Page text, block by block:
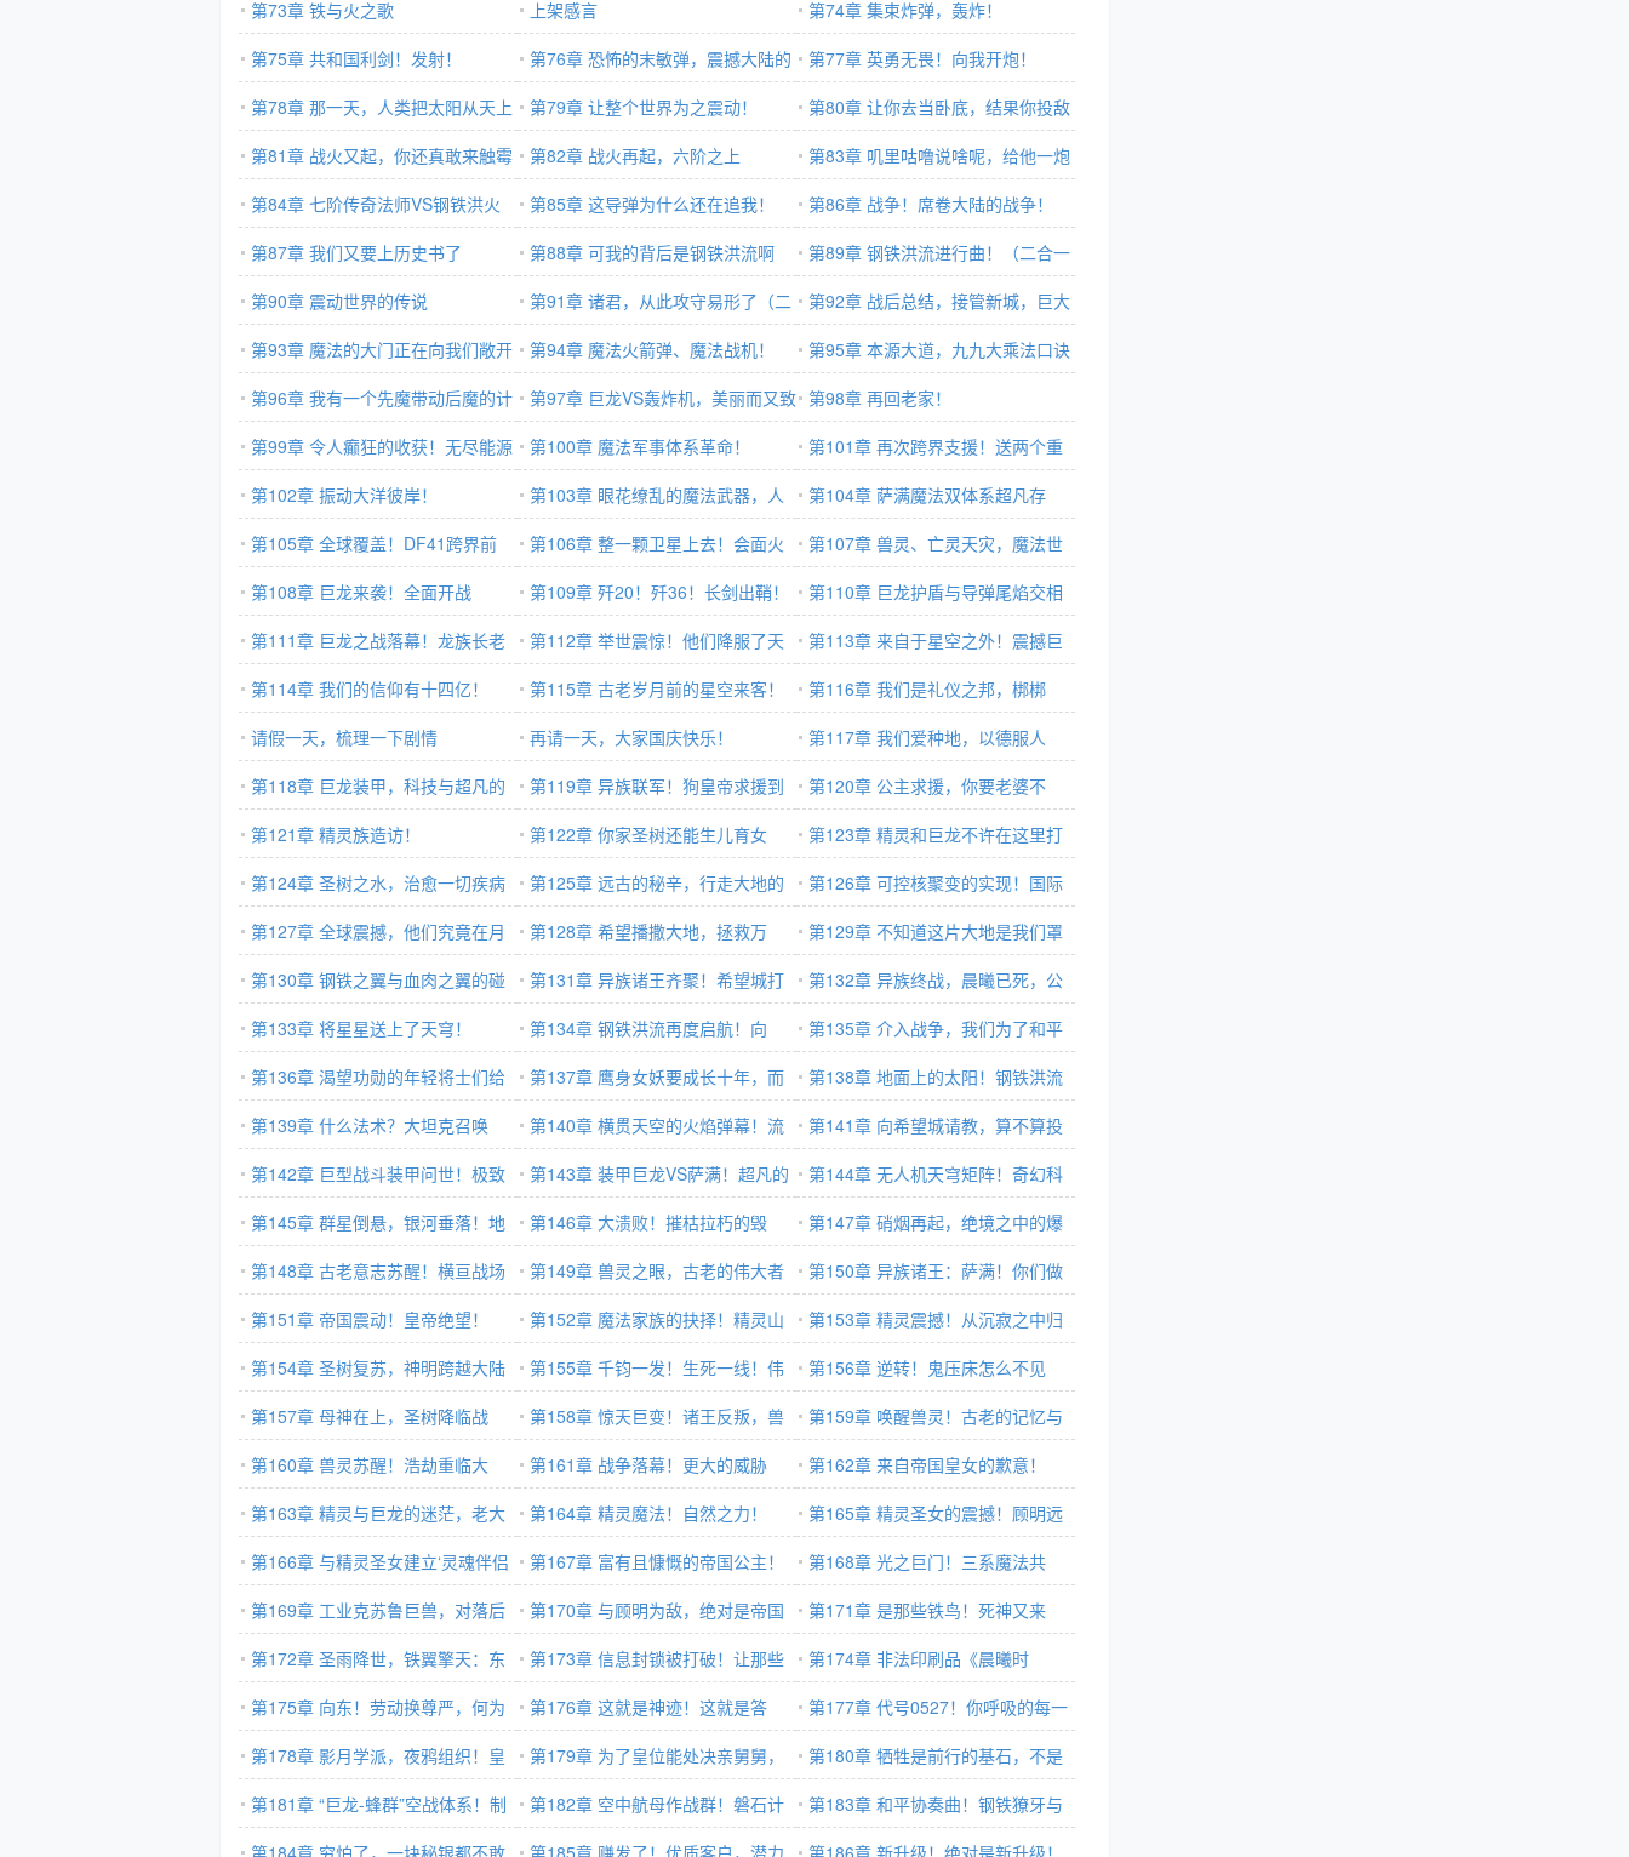
第73章 铁与火之歌
上架感言
第74章 集束炸弹，轰炸！
第75章 共和国利剑！发射！
第76章 恐怖的末敏弹，震撼大陆的
战绩！
第77章 英勇无畏！向我开炮！
第78章 那一天，人类把太阳从天上
拽了下来
第79章 让整个世界为之震动！
第80章 让你去当卧底，结果你投敌
了？
第81章 战火又起，你还真敢来触霉
头！
第82章 战火再起，六阶之上
第83章 叽里咕噜说啥呢，给他一炮
第84章 七阶传奇法师VS钢铁洪火
第85章 这导弹为什么还在追我！
第86章 战争！席卷大陆的战争！
第87章 我们又要上历史书了
第88章 可我的背后是钢铁洪流啊
第89章 钢铁洪流进行曲！（二合一
求月票
第90章 震动世界的传说
第91章 诸君，从此攻守易形了（二
合一）
第92章 战后总结，接管新城，巨大
的收获！
第93章 魔法的大门正在向我们敞开
（二合一）
第94章 魔法火箭弹、魔法战机！
第95章 本源大道，九九大乘法口诀
第96章 我有一个先魔带动后魔的计
划（二合一）
第97章 巨龙VS轰炸机，美丽而又致
命！
第98章 再回老家！
第99章 令人癫狂的收获！无尽能源
的曙光！
第100章 魔法军事体系革命！
第101章 再次跨界支援！送两个重
装合成旅过去！
第102章 振动大洋彼岸！
第103章 眼花缭乱的魔法武器，人
形机甲，悬空炮台
第104章 萨满魔法双体系超凡存
在！
第105章 全球覆盖！DF41跨界前
往！
第106章 整一颗卫星上去！会面火
萤萨满！
第107章 兽灵、亡灵天灾，魔法世
界的隐秘
第108章 巨龙来袭！全面开战 第109章 歼20！歼36！长剑出鞘！
第110章 巨龙护盾与导弹尾焰交相
辉映的苍穹之战！
第111章 巨龙之战落幕！龙族长老
求谈！
第112章 举世震惊！他们降服了天
空王者！巨龙！
第113章 来自于星空之外！震撼巨
龙一万年！
第114章 我们的信仰有十四亿！
第115章 古老岁月前的星空来客！
另一个世界！
第116章 我们是礼仪之邦，梆梆
梆！
请假一天，梳理一下剧情 再请一天，大家国庆快乐！
第117章 我们爱种地，以德服人
第118章 巨龙装甲，科技与超凡的
结合
第119章 异族联军！狗皇帝求援到
我这里来了？
第120章 公主求援，你要老婆不
要？
第121章 精灵族造访！
第122章 你家圣树还能生儿育女
的？
第123章 精灵和巨龙不许在这里打
架！
第124章 圣树之水，治愈一切疾病
的万能药水！
第125章 远古的秘辛，行走大地的
神族，再回老家！
第126章 可控核聚变的实现！国际
震动！
第127章 全球震撼，他们究竟在月
球背面发现了什么？
第128章 希望播撒大地，拯救万
民！
第129章 不知道这片大地是我们罩
着的吗？
第130章 钢铁之翼与血肉之翼的碰
撞！战斗机碾压鹰身女妖！
第131章 异族诸王齐聚！希望城打
过来了？
第132章 异族终战，晨曦已死，公
主殉葬。
第133章 将星星送上了天穹！
第134章 钢铁洪流再度启航！向
东！
第135章 介入战争，我们为了和平
而来
第136章 渴望功勋的年轻将士们给
老子开火
第137章 鹰身女妖要成长十年，而
我们的无人机只要45秒！
第138章 地面上的太阳！钢铁洪流
到达战场！
第139章 什么法术？大坦克召唤
术！
第140章 横贯天空的火焰弹幕！流
火瀑布！
第141章 向希望城请教，算不算投
敌？
第142章 巨型战斗装甲问世！极致
的机械浪漫！
第143章 装甲巨龙VS萨满！超凡的
对抗！
第144章 无人机天穹矩阵！奇幻科
技瑰丽史诗！
第145章 群星倒悬，银河垂落！地
精覆灭！
第146章 大溃败！摧枯拉朽的毁
灭！大战落幕！
第147章 硝烟再起，绝境之中的爆
发！
第148章 古老意志苏醒！横亘战场
的巨大眼睛！
第149章 兽灵之眼，古老的伟大者
苏醒！
第150章 异族诸王：萨满！你们做
了什么！
第151章 帝国震动！皇帝绝望！
第152章 魔法家族的抉择！精灵山
脉！
第153章 精灵震撼！从沉寂之中归
来的伟大者！
第154章 圣树复苏，神明跨越大陆
而来！
第155章 千钧一发！生死一线！伟
大者的位格无法抵抗！
第156章 逆转！鬼压床怎么不见
了！
第157章 母神在上，圣树降临战
场！
第158章 惊天巨变！诸王反叛，兽
人落幕！
第159章 唤醒兽灵！古老的记忆与
尘封的历史！
第160章 兽灵苏醒！浩劫重临大
地！
第161章 战争落幕！更大的威胁
第162章 来自帝国皇女的歉意！
第163章 精灵与巨龙的迷茫，老大
联合了，我们还打吗?
第164章 精灵魔法！自然之力！
第165章 精灵圣女的震撼！顾明远
超所有人想象！
第166章 与精灵圣女建立‘灵魂伴侣
契约’！
第167章 富有且慷慨的帝国公主！
第168章 光之巨门！三系魔法共
生！此生仅见！
第169章 工业克苏鲁巨兽，对落后
旧世界的降维打击！
第170章 与顾明为敌，绝对是帝国
立国千百年来最错误的决定！
第171章 是那些铁鸟！死神又来
了！
第172章 圣雨降世，铁翼擎天：东
境会战全纪实！
第173章 信息封锁被打破！让那些
贱民知道，谁才是帝都的主人！
第174章 非法印刷品《晨曦时
报》！顾明到底是想图谋什么？
第175章 向东！劳动换尊严，何为
公民权利！
第176章 这就是神迹！这就是答
案！‘曙光伯爵’必将来自更高维度的世
界
第177章 代号0527！你呼吸的每一
口空气，都有可能出卖你！
第178章 影月学派，夜鸦组织！皇
帝真就这么昏庸吗？！
第179章 为了皇位能处决亲舅舅，
没有什么代价是不能计算的！
第180章 牺牲是前行的基石，不是
背负不起的墓碑！奥菲莉娅的成长！
第181章 “巨龙-蜂群”空战体系！制
空权的定义，要被重新改写！
第182章 空中航母作战群！磐石计
划！
第183章 和平协奏曲！钢铁獠牙与
魔法枝叶下的暗流
第184章 穷怕了，一块秘银都不敢 第185章 赚发了！优质客户，潜力 第186章 新升级！绝对是新升级！